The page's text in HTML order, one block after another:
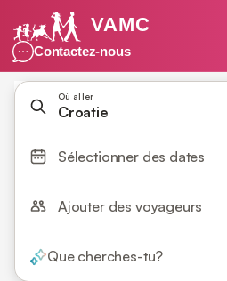
VAMC
Contactez-nous
Où aller
Croatie
Sélectionner des dates
Ajouter des voyageurs
Que cherches-tu?